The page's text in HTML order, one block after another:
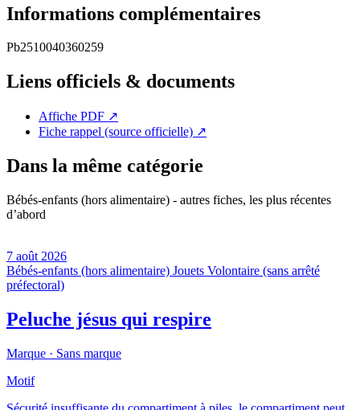
Informations complémentaires
Pb2510040360259
Liens officiels & documents
Affiche PDF ↗
Fiche rappel (source officielle) ↗
Dans la même catégorie
Bébés-enfants (hors alimentaire) - autres fiches, les plus récentes
d’abord
7 août 2026
Bébés-enfants (hors alimentaire) Jouets Volontaire (sans arrêté
préfectoral)
Peluche jésus qui respire
Marque · Sans marque
Motif